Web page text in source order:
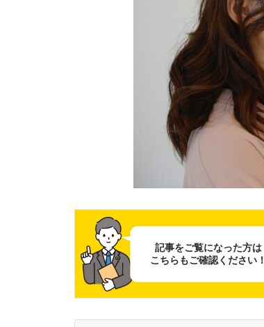
記事をご覧になった方は
こちらもご確認ください！